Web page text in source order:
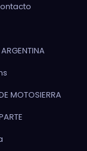
MOTOSIERRA